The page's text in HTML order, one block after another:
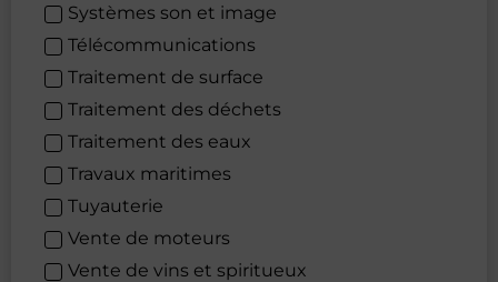
Systèmes son et image
Télécommunications
Traitement de surface
Traitement des déchets
Traitement des eaux
Travaux maritimes
Tuyauterie
Vente de moteurs
Vente de vins et spiritueux